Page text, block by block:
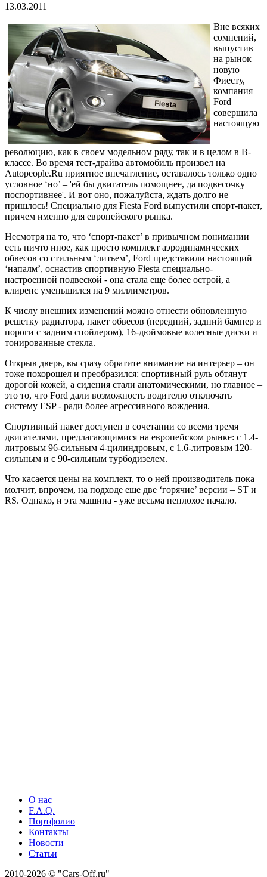
13.03.2011
Вне всяких
сомнений,
выпустив
на рынок
новую
Фиесту,
компания
Ford
совершила
настоящую
революцию, как в своем модельном ряду, так и в целом в B-
классе. Во время тест-драйва автомобиль произвел на
Autopeople.Ru приятное впечатление, оставалось только одно
условное ‘но’ – 'ей бы двигатель помощнее, да подвесочку
поспортивнее'. И вот оно, пожалуйста, ждать долго не
пришлось! Специально для Fiesta Ford выпустили спорт-пакет,
причем именно для европейского рынка.
Несмотря на то, что ‘спорт-пакет’ в привычном понимании
есть ничто иное, как просто комплект аэродинамических
обвесов со стильным ‘литьем’, Ford представили настоящий
‘напалм’, оснастив спортивную Fiesta специально-
настроенной подвеской - она стала еще более острой, а
клиренс уменьшился на 9 миллиметров.
К числу внешних изменений можно отнести обновленную
решетку радиатора, пакет обвесов (передний, задний бампер и
пороги с задним спойлером), 16-дюймовые колесные диски и
тонированные стекла.
Открыв дверь, вы сразу обратите внимание на интерьер – он
тоже похорошел и преобразился: спортивный руль обтянут
дорогой кожей, а сидения стали анатомическими, но главное –
это то, что Ford дали возможность водителю отключать
систему ESP - ради более агрессивного вождения.
Спортивный пакет доступен в сочетании со всеми тремя
двигателями, предлагающимися на европейском рынке: с 1.4-
литровым 96-сильным 4-цилиндровым, с 1.6-литровым 120-
сильным и с 90-сильным турбодизелем.
Что касается цены на комплект, то о ней производитель пока
молчит, впрочем, на подходе еще две ‘горячие’ версии – ST и
RS. Однако, и эта машина - уже весьма неплохое начало.
О нас
F.A.Q.
Портфолио
Контакты
Новости
Статьи
2010-2026 © "Cars-Off.ru"